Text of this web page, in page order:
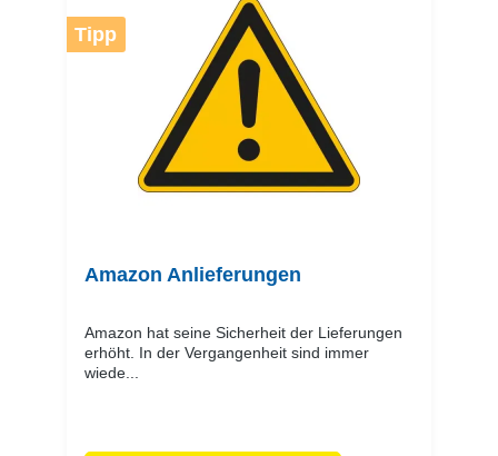
Tipp
Amazon Anlieferungen
Amazon hat seine Sicherheit der Lieferungen
erhöht. In der Vergangenheit sind immer
wiede...